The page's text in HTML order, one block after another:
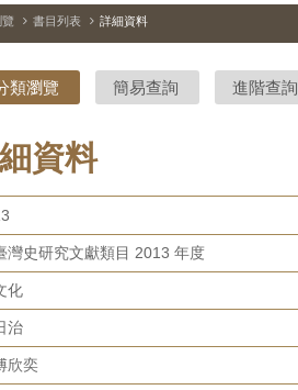
書目列表 詳細資料
類瀏覽 簡易查詢 進階查詢
資料
灣史研究文獻類目 2013 年度
化
治
欣奕